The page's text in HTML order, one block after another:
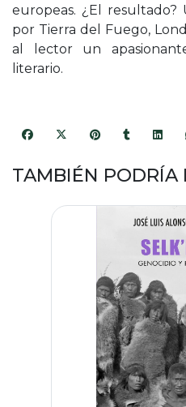
europeas. ¿El resultado?
por Tierra del Fuego,
al lector un
literario.
TAMBIÉN PODRÍA